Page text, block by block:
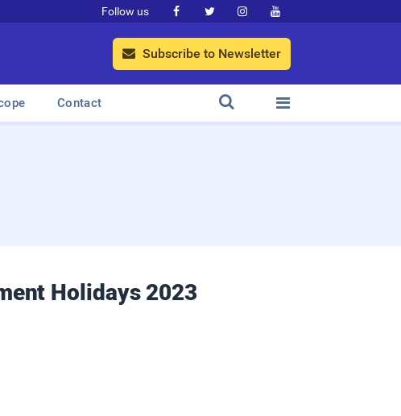
Follow us    
 Subscribe to Newsletter
Contact 

Holidays 2023